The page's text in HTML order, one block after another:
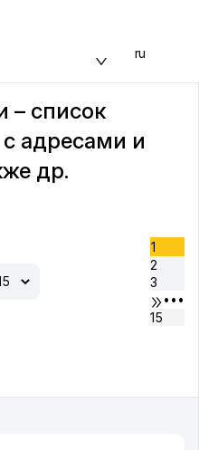
ru
– список
адресами и
др.
1
2
3
•••
15